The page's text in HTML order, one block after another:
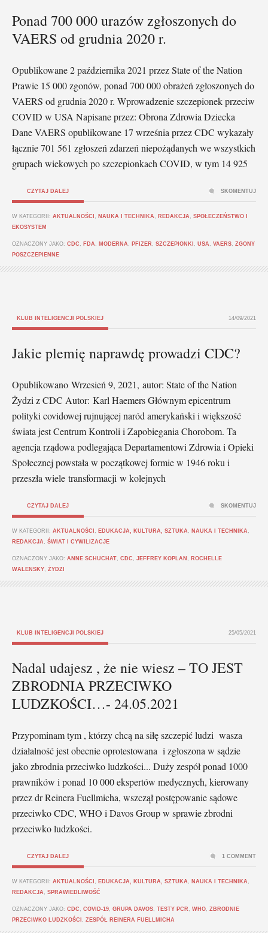
Ponad 700 000 urazów zgłoszonych do
VAERS od grudnia 2020 r.
Opublikowane 2 października 2021 przez State of the Nation
Prawie 15 000 zgonów, ponad 700 000 obrażeń zgłoszonych do
VAERS od grudnia 2020 r. Wprowadzenie szczepionek przeciw
COVID w USA Napisane przez: Obrona Zdrowia Dziecka
Dane VAERS opublikowane 17 września przez CDC wykazały
łącznie 701 561 zgłoszeń zdarzeń niepożądanych we wszystkich
grupach wiekowych po szczepionkach COVID, w tym 14 925
CZYTAJ DALEJ
W KATEGORII: AKTUALNOŚCI NAUKA I TECHNIKA REDAKCJA
SPOŁECZEŃSTWO I
EKOSYSTEM
OZNACZONY JAKO: CDC FDA MODERNA PFIZER SZCZEPIONKI USA VAERS ZGONY
POSZCZEPIENNE
SKOMENTUJ
KLUB INTELIGENCJI POLSKIEJ 14/09/2021
Jakie plemię naprawdę prowadzi CDC?
Opublikowano Wrzesień 9, 2021, autor: State of the Nation
Żydzi z CDC Autor: Karl Haemers Głównym epicentrum
polityki covidowej rujnującej naród amerykański i większość
świata jest Centrum Kontroli i Zapobiegania Chorobom. Ta
agencja rządowa podlegająca Departamentowi Zdrowia i Opieki
Społecznej powstała w początkowej formie w 1946 roku i
przeszła wiele transformacji w kolejnych
CZYTAJ DALEJ
W KATEGORII: AKTUALNOŚCI EDUKACJA, KULTURA, SZTUKA NAUKA I TECHNIKA
REDAKCJA
ŚWIAT I CYWILIZACJE
OZNACZONY JAKO: ANNE SCHUCHAT CDC JEFFREY KOPLAN
ROCHELLE
WALENSKY ŻYDZI
SKOMENTUJ
KLUB INTELIGENCJI POLSKIEJ 25/05/2021
Nadal udajesz , że nie wiesz – TO JEST
ZBRODNIA PRZECIWKO
LUDZKOŚCI…- 24.05.2021
Przypominam tym , którzy chcą na siłę szczepić ludzi wasza
działalność jest obecnie oprotestowana i zgłoszona w sądzie
jako zbrodnia przeciwko ludzkości... Duży zespół ponad 1000
prawników i ponad 10 000 ekspertów medycznych, kierowany
przez dr Reinera Fuellmicha, wszczął postępowanie sądowe
przeciwko CDC, WHO i Davos Group w sprawie zbrodni
przeciwko ludzkości.
CZYTAJ DALEJ
W KATEGORII: AKTUALNOŚCI EDUKACJA, KULTURA, SZTUKA NAUKA I TECHNIKA
REDAKCJA
SPRAWIEDLIWOŚĆ
OZNACZONY JAKO: CDC COVID-19 GRUPA DAVOS TESTY PCR WHO ZBRODNIE
PRZECIWKO LUDZKOŚCI
ZESPÓŁ REINERA FUELLMICHA
1 COMMENT